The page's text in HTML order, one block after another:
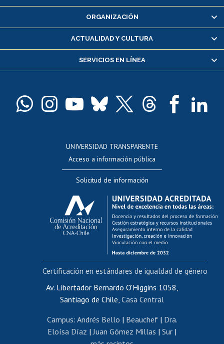
Inscripción y cambio de asignaturas
Consulta y certificado de notas
Servicio médico y dental
Pago de arancel y crédito alumnos
Docentes
Evaluación docente
Calificación académica
Postulación al AUCAI
Funcionarias/os
Cursos internos de capacitación
Bienestar del personal
Portal de movilidad interna
Certificado de renta
Certificado de renta honorarios
Editar páginas blancas
ORGANIZACIÓN
ACTUALIDAD Y CULTURA
SERVICIOS EN LÍNEA
UNIVERSIDAD TRANSPARENTE
Acceso a información pública
Solicitud de información
Av. Libertador Bernardo O'Higgins 1058,
Santiago de Chile, Casa Central
Campus: Andrés Bello | Beauchef| Dra.
Eloísa Díaz |Juan Gómez Millas | Sur |
Certificación en estándares de igualdad de género